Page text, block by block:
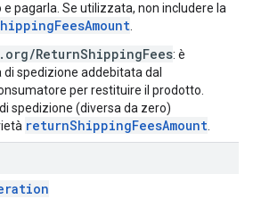
pagarla. Se utilizzata, non includere la
ReturnShippingFees: è
spedizione addebitata dal
per restituire il prodotto.
spedizione (diversa da zero)
returnShippingFeesAmount